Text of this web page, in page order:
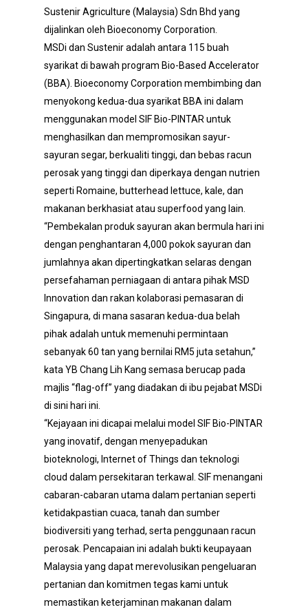
Sustenir Agriculture (Malaysia) Sdn Bhd yang
dijalinkan oleh Bioeconomy Corporation.
MSDi dan Sustenir adalah antara 115 buah
syarikat di bawah program Bio-Based Accelerator
(BBA). Bioeconomy Corporation membimbing dan
menyokong kedua-dua syarikat BBA ini dalam
menggunakan model SIF Bio-PINTAR untuk
menghasilkan dan mempromosikan sayur-
sayuran segar, berkualiti tinggi, dan bebas racun
perosak yang tinggi dan diperkaya dengan nutrien
seperti Romaine, butterhead lettuce, kale, dan
makanan berkhasiat atau superfood yang lain.
“Pembekalan produk sayuran akan bermula hari ini
dengan penghantaran 4,000 pokok sayuran dan
jumlahnya akan dipertingkatkan selaras dengan
persefahaman perniagaan di antara pihak MSD
Innovation dan rakan kolaborasi pemasaran di
Singapura, di mana sasaran kedua-dua belah
pihak adalah untuk memenuhi permintaan
sebanyak 60 tan yang bernilai RM5 juta setahun,”
kata YB Chang Lih Kang semasa berucap pada
majlis “flag-off” yang diadakan di ibu pejabat MSDi
di sini hari ini.
“Kejayaan ini dicapai melalui model SIF Bio-PINTAR
yang inovatif, dengan menyepadukan
bioteknologi, Internet of Things dan teknologi
cloud dalam persekitaran terkawal. SIF menangani
cabaran-cabaran utama dalam pertanian seperti
ketidakpastian cuaca, tanah dan sumber
biodiversiti yang terhad, serta penggunaan racun
perosak. Pencapaian ini adalah bukti keupayaan
Malaysia yang dapat merevolusikan pengeluaran
pertanian dan komitmen tegas kami untuk
memastikan keterjaminan makanan dalam